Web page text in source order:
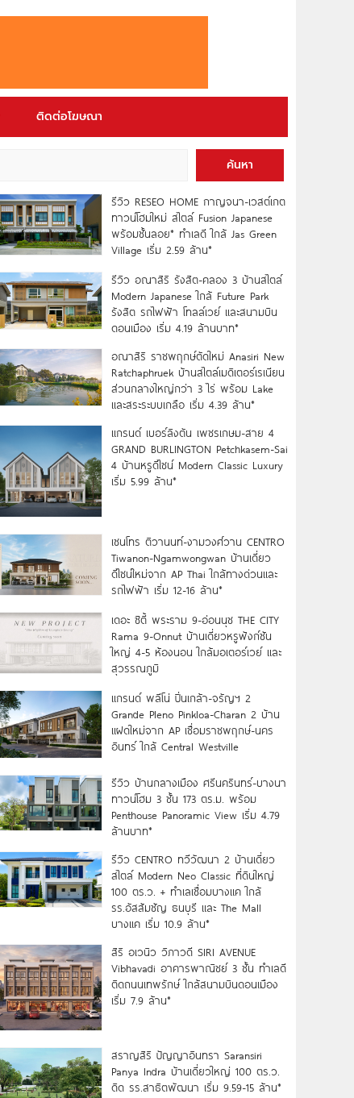
ติดต่อโฆษณา
ค้นหา
รีวิว RESEO HOME กาญจนา-เวสต์เกต
ทาวน์โฮมใหม่ สไตล์ Fusion Japanese
พร้อมชั้นลอย* ทำเลดี ใกล้ Jas Green
Village เริ่ม 2.59 ล้าน*
รีวิว อณาสิริ รังสิต-คลอง 3 บ้านสไตล์
Modern Japanese ใกล้ Future Park
รังสิต รถไฟฟ้า โทลล์เวย์ และสนามบิน
ดอนเมือง เริ่ม 4.19 ล้านบาท*
อณาสิริ ราชพฤกษ์ตัดใหม่ Anasiri New
Ratchaphruek บ้านสไตล์เมดิเตอร์เรเนียน
ส่วนกลางใหญ่กว่า 3 ไร่ พร้อม Lake
และสระระบบเกลือ เริ่ม 4.39 ล้าน*
แกรนด์ เบอร์ลิงตัน เพชรเกษม-สาย 4
GRAND BURLINGTON Petchkasem-Sai
4 บ้านหรูดีไซน์ Modern Classic Luxury
เริ่ม 5.99 ล้าน*
เซนโทร ติวานนท์-งามวงศ์วาน CENTRO
Tiwanon-Ngamwongwan บ้านเดี่ยว
ดีไซน์ใหม่จาก AP Thai ใกล้ทางด่วนและ
รถไฟฟ้า เริ่ม 12-16 ล้าน*
เดอะ ซิตี้ พระราม 9-อ่อนนุช THE CITY
Rama 9-Onnut บ้านเดี่ยวหรูฟังก์ชัน
ใหญ่ 4-5 ห้องนอน ใกล้มอเตอร์เวย์ และ
สุวรรณภูมิ
แกรนด์ พลีโน่ ปิ่นเกล้า-จรัญฯ 2
Grande Pleno Pinkloa-Charan 2 บ้าน
แฝดใหม่จาก AP เชื่อมราชพฤกษ์-นคร
อินทร์ ใกล้ Central Westville
รีวิว บ้านกลางเมือง ศรีนครินทร์-บางนา
ทาวน์โฮม 3 ชั้น 173 ตร.ม. พร้อม
Penthouse Panoramic View เริ่ม 4.79
ล้านบาท*
รีวิว CENTRO ทวีวัฒนา 2 บ้านเดี่ยว
สไตล์ Modern Neo Classic ที่ดินใหญ่
100 ตร.ว. + ทำเลเชื่อมบางแค ใกล้
รร.อัสสัมชัญ ธนบุรี และ The Mall
บางแค เริ่ม 10.9 ล้าน*
สิริ อเวนิว วิภาวดี SIRI AVENUE
Vibhavadi อาคารพาณิชย์ 3 ชั้น ทำเลดี
ติดถนนเทพรักษ์ ใกล้สนามบินดอนเมือง
เริ่ม 7.9 ล้าน*
สราญสิริ ปัญญาอินทรา Saransiri
Panya Indra บ้านเดี่ยวใหญ่ 100 ตร.ว.
ดิด รร.สาธิตพัฒนา เริ่ม 9.59-15 ล้าน*